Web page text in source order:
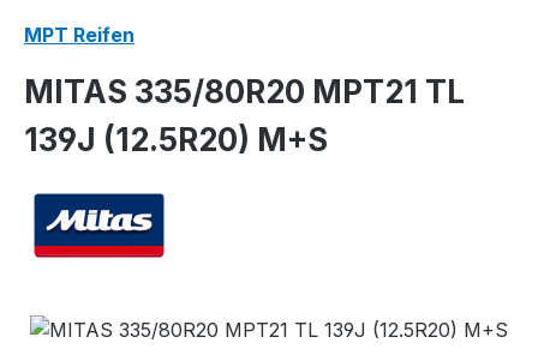
MPT Reifen
MITAS 335/80R20 MPT21 TL
139J (12.5R20) M+S
Bildergalerie überspringen